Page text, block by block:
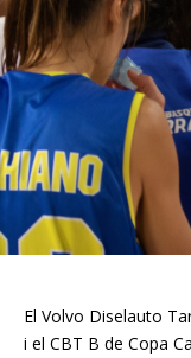
El Volvo Diselauto
i el CBT B de Copa